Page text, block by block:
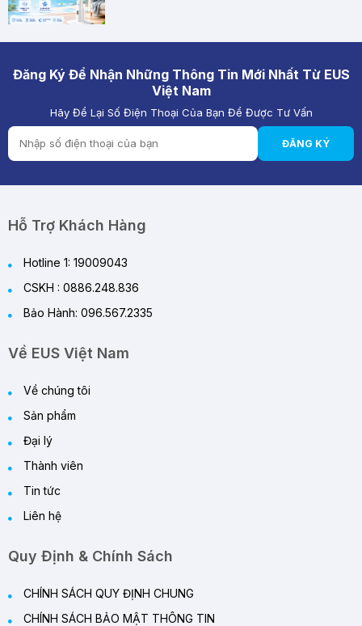
28/05/2026
Quạt Tích Điện Pin Lithium vs Pin Ắc Quy: Loại
Nào Đáng Mua Hơn?
28/05/2026
29/05/2026
Đăng Ký Để Nhận Những Thông Tin Mới Nhất Từ EUS
Việt Nam
Hãy Để Lại Số Điện Thoại Của Bạn Để Được Tư Vấn
ĐĂNG KÝ
Hỗ Trợ Khách Hàng
Hotline 1: 19009043
CSKH : 0886.248.836
Bảo Hành: 096.567.2335
Về EUS Việt Nam
Về chúng tôi
Sản phẩm
Đại lý
Thành viên
Tin tức
Liên hệ
Quy Định & Chính Sách
CHÍNH SÁCH QUY ĐỊNH CHUNG
CHÍNH SÁCH BẢO MẬT THÔNG TIN